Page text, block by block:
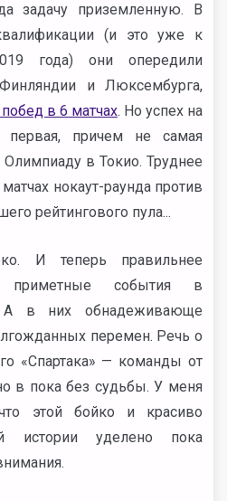
задачу приземленную. В
(и это уже к
года) они опередили
и Люксембурга,
в 6 матчах. Но успех на
причем не самая
Олимпиаду в Токио. Труднее
нокаут-раунда против
рейтингового пула...
И теперь правильнее
приметные события в
А в них обнадеживающе
перемен. Речь о
«Спартака» — команды от
в пока без судьбы. У меня
этой бойко и красиво
истории уделено пока